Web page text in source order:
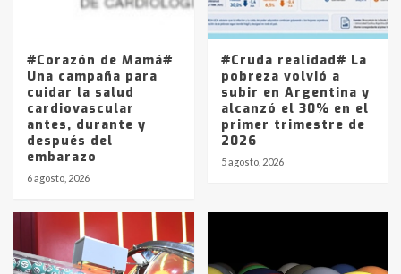
La Pampa, desde YPF hasta Axion
entre 857 a 1338 pesos
#Corazón de Mamá#
Una campaña para
cuidar la salud
cardiovascular
antes, durante y
después del
embarazo
6 agosto, 2026
#Cruda realidad# La
pobreza volvió a
subir en Argentina y
alcanzó el 30% en el
primer trimestre de
2026
5 agosto, 2026